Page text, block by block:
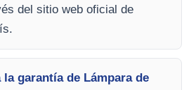
del sitio web oficial de
garantía de Lámpara de